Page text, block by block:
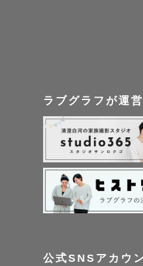
ラブグラフが運
公式SNSアカウ